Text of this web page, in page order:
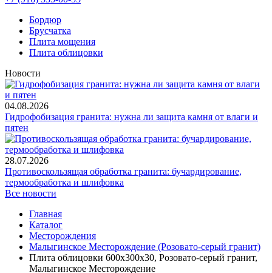
Бордюр
Брусчатка
Плита мощения
Плита облицовки
Новости
04.08.2026
Гидрофобизация гранита: нужна ли защита камня от влаги и
пятен
28.07.2026
Противоскользящая обработка гранита: бучардирование,
термообработка и шлифовка
Все новости
Главная
Каталог
Месторождения
Малыгинское Месторождение (Розовато-серый гранит)
Плита облицовки 600x300x30, Розовато-серый гранит,
Малыгинское Месторождение